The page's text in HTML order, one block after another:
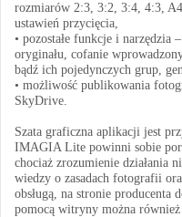
rozmiarów 2:3, 3:2, 3:4, 4:3,
ustawień przycięcia,
• pozostałe funkcje i narzędzia
oryginału, cofanie
bądź ich pojedynczych grup,
• możliwość publikowania
SkyDrive.
Szata graficzna aplikacji jest
IMAGIA Lite powinni sobie
chociaż zrozumienie działania
wiedzy o zasadach fotografii
obsługą, na stronie producenta
pomocą witryny można